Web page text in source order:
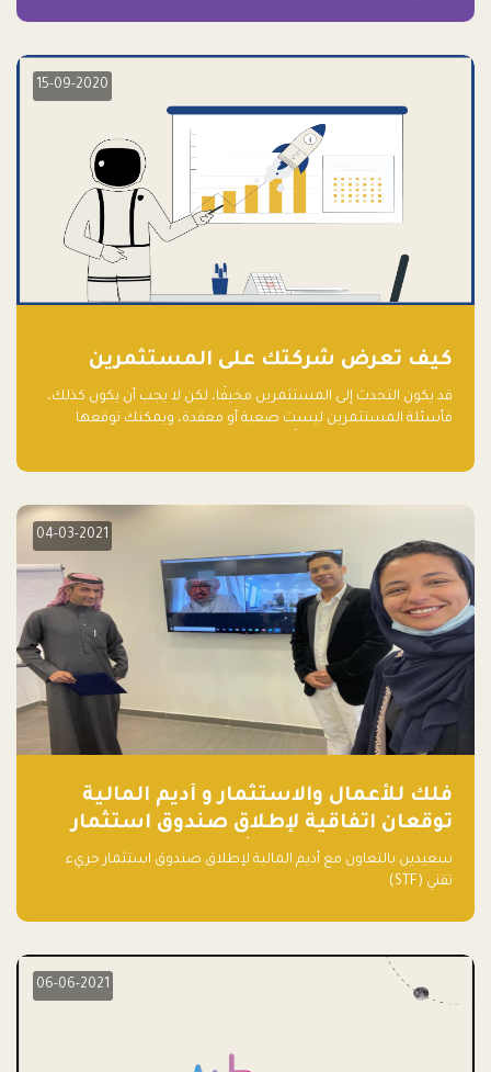
15-09-2020
كيف تعرض شركتك على المستثمرين
قد يكون التحدث إلى المستثمرين مخيفًا، لكن لا يجب أن يكون كذلك،
فأسئلة المستثمرين ليست صعبة أو معقدة، ويمكنك توقعها
04-03-2021
فلك للأعمال والاستثمار و أديم المالية
توقعان اتفاقية لإطلاق صندوق استثمار
جريء تقني (STF) - مشغل من قبل فـلك
سعيدين بالتعاون مع أديم المالية لإطلاق صندوق استثمار جريء
تقني (STF)
06-06-2021